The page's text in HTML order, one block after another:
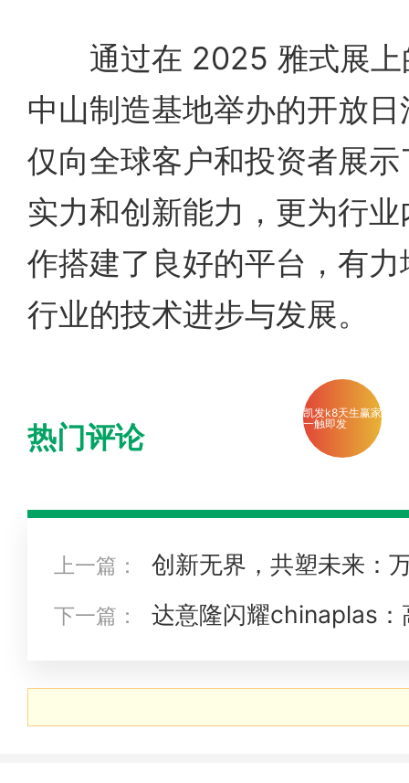
通过在 2025 雅式展上
中山制造基地举办的开放
仅向全球客户和投资者展
实力和创新能力，更为行
作搭建了良好的平台，有
行业的技术进步与发展。
热门评论
上一篇：
创新无界，共塑未来：
案”亮相chinaplas 2025
下一篇：
达意隆闪耀chinaplas：
凯发k8天生赢家
一触即发